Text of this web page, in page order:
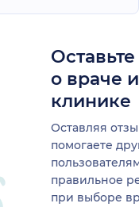
о враче
клинике
Оставляя
помогаете
правильное
при выборе